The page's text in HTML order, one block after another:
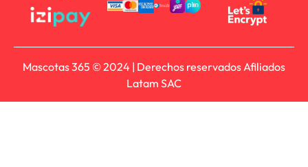
Mascotas 365 © 2024 | Derechos reservados Afiliados
Latam SAC